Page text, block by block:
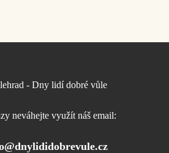
neváhejte využít náš email: